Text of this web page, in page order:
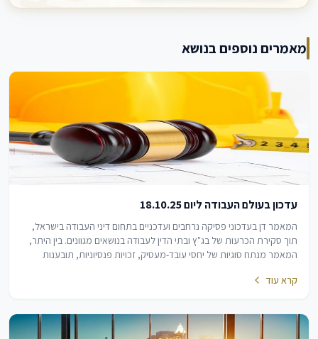
מאמרים נוספים בנושא
עדכון בעולם העבודה ליום 18.10.25
המאמר דן בעדכוני פסיקה נרחבים ועדכניים בתחום דיני העבודה בישראל,
תוך סקירת הכרעות של בג"ץ ובתי הדין לעבודה בנושאים מגוונים. בין היתר,
המאמר מנתח סוגיות של יחסי עובד-מעסיק, זכויות פנסיוניות, תובענות
קרא עוד